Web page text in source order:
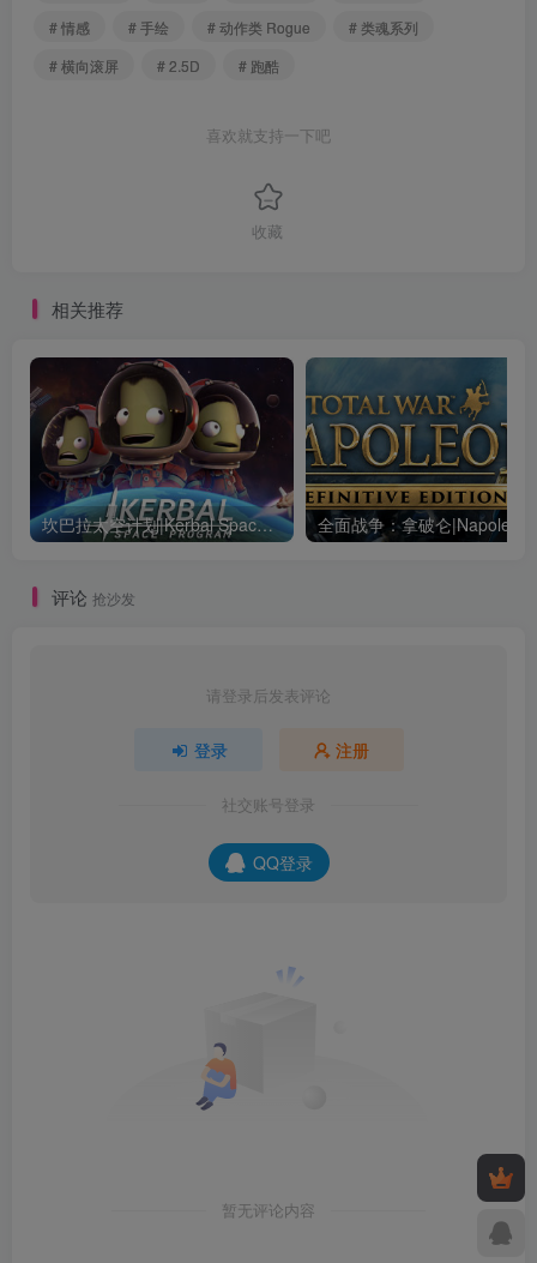
# 情感
# 手绘 # 动作类 Rogue
# 类魂系列
# 横向滚屏
# 2.5D # 跑酷
喜欢就支持一下吧
收藏
相关推荐
坎巴拉太空计划|Kerbal Space Program|1.12.5.3190|整合全DLC
评论 抢沙发
请登录后发表评论
登录 注册
社交账号登录
QQ登录
暂无评论内容